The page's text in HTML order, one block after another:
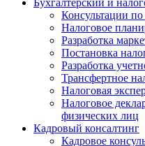
Бухгалтерский и
Консультации
Налоговое
Разработка
Постановка
Разработка
Трансфертное
Налоговая
Налоговое
физических лиц
Кадровый консалтинг
Кадровое